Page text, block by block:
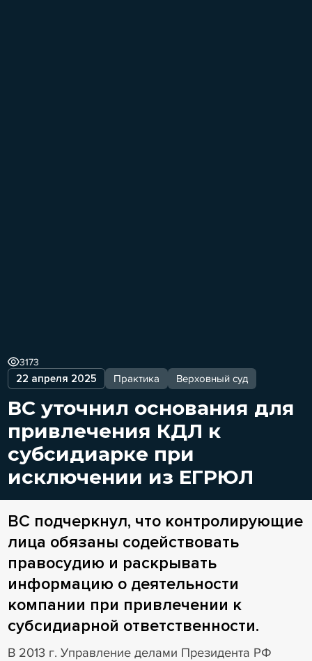
22 апреля 2025 Практика Верховный суд
3173
ВС уточнил основания для
привлечения КДЛ к
субсидиарке при
исключении из ЕГРЮЛ
ВС подчеркнул, что контролирующие
лица обязаны содействовать
правосудию и раскрывать
информацию о деятельности
компании при привлечении к
субсидиарной ответственности.
В 2013 г. Управление делами Президента РФ